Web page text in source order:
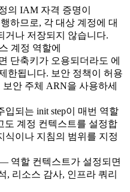
의 IAM 자격 증명이
하므로, 각 대상 계정에 대
거나 저장되지 않습니다.
계정 역할에
단축키가 오용되더라도 에
한됩니다. 보안 정책이 허용
보안 주체 ARN을 사용하세
되는 init step이 매번 역할
도 계정 컨텍스트를 설정합
식이나 지침의 범위를 지정
역할 컨텍스트가 설정되면
, 리소스 감사, 인프라 쿼리